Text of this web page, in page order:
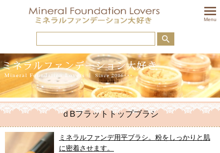
Menu
ｄBフラットトップブラシ
ミネラルファンデ用平ブラシ。粉をしっかりと肌
に密着させます。